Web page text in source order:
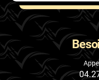
Skoda
Smart
Ssangyong
Subaru